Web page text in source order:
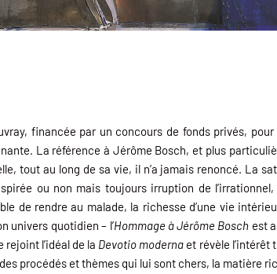
financée par un concours de fonds privés,
La référence à Jérôme Bosch, et plus
tout au long de sa vie, il n’a jamais renoncé. La
ou non mais toujours irruption de l’irrationnel,
de rendre au malade, la richesse d’une vie
univers quotidien – l’Hommage à Jérôme Bosch est
l’idéal de la Devotio moderna et révèle l’intérêt
procédés et thèmes qui lui sont chers, la matière